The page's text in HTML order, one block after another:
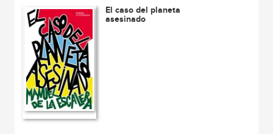
El caso del planeta
asesinado